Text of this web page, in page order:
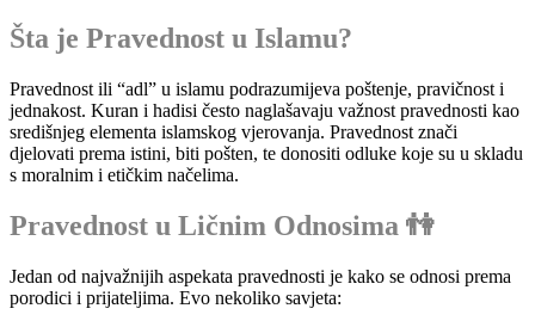
Šta je Pravednost u Islamu?
Pravednost ili “adl” u islamu podrazumijeva poštenje, pravičnost i
jednakost. Kuran i hadisi često naglašavaju važnost pravednosti kao
središnjeg elementa islamskog vjerovanja. Pravednost znači
djelovati prema istini, biti pošten, te donositi odluke koje su u skladu
s moralnim i etičkim načelima.
Pravednost u Ličnim Odnosima 👫
Jedan od najvažnijih aspekata pravednosti je kako se odnosi prema
porodici i prijateljima. Evo nekoliko savjeta: